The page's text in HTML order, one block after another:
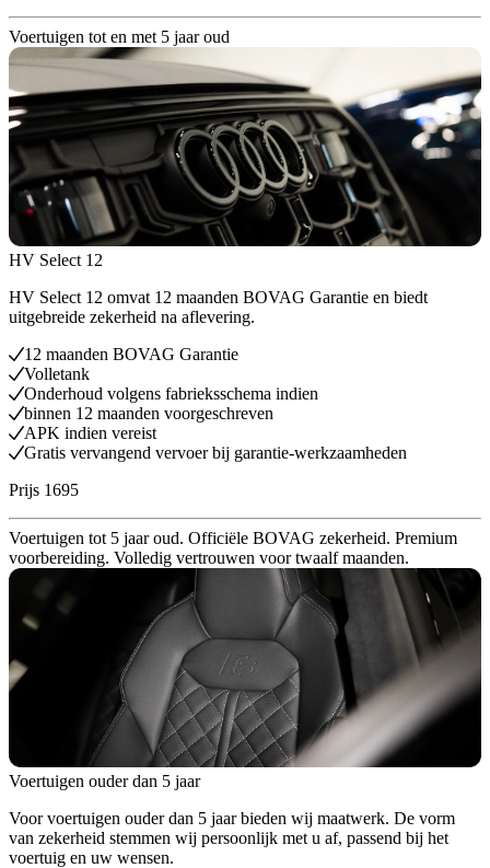
Voertuigen tot en met 5 jaar oud
HV Select 12
HV Select 12 omvat 12 maanden BOVAG Garantie en biedt
uitgebreide zekerheid na aflevering.
12 maanden BOVAG Garantie
Volletank
Onderhoud volgens fabrieksschema indien
binnen 12 maanden voorgeschreven
APK indien vereist
Gratis vervangend vervoer bij garantie-werkzaamheden
Prijs 1695
Voertuigen tot 5 jaar oud. Officiële BOVAG zekerheid. Premium
voorbereiding. Volledig vertrouwen voor twaalf maanden.
Voertuigen ouder dan 5 jaar
Voor voertuigen ouder dan 5 jaar bieden wij maatwerk. De vorm
van zekerheid stemmen wij persoonlijk met u af, passend bij het
voertuig en uw wensen.